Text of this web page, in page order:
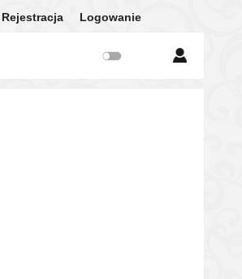
Rejestracja Logowanie